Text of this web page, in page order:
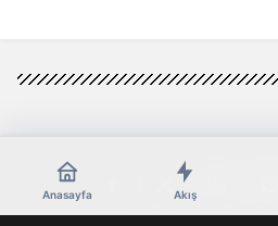
Anasayfa Akış